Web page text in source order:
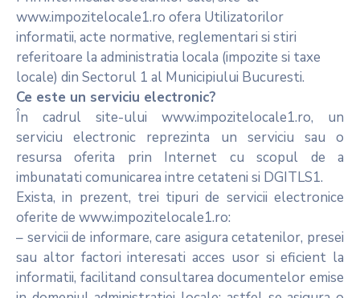
www.impozitelocale1.ro ofera Utilizatorilor
informatii, acte normative, reglementari si stiri
referitoare la administratia locala (impozite si taxe
locale) din Sectorul 1 al Municipiului Bucuresti.
Ce este un serviciu electronic?
În cadrul site-ului www.impozitelocale1.ro, un
serviciu electronic reprezinta un serviciu sau o
resursa oferita prin Internet cu scopul de a
imbunatati comunicarea intre cetateni si DGITLS1.
Exista, in prezent, trei tipuri de servicii electronice
oferite de www.impozitelocale1.ro:
– servicii de informare, care asigura cetatenilor, presei
sau altor factori interesati acces usor si eficient la
informatii, facilitand consultarea documentelor emise